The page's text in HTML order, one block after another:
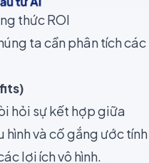
thức ROI
ta cần phân tích các
hỏi sự kết hợp giữa
hình và cố gắng ước tính
lợi ích vô hình.